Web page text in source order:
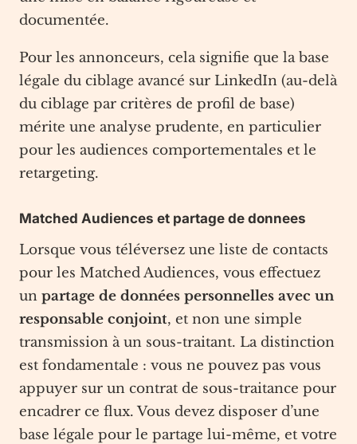
documentée.
Pour les annonceurs, cela signifie que la base
légale du ciblage avancé sur LinkedIn (au-delà
du ciblage par critères de profil de base)
mérite une analyse prudente, en particulier
pour les audiences comportementales et le
retargeting.
Matched Audiences et partage de donnees
Lorsque vous téléversez une liste de contacts
pour les Matched Audiences, vous effectuez
un partage de données personnelles avec un
responsable conjoint, et non une simple
transmission à un sous-traitant. La distinction
est fondamentale : vous ne pouvez pas vous
appuyer sur un contrat de sous-traitance pour
encadrer ce flux. Vous devez disposer d’une
base légale pour le partage lui-même, et votre